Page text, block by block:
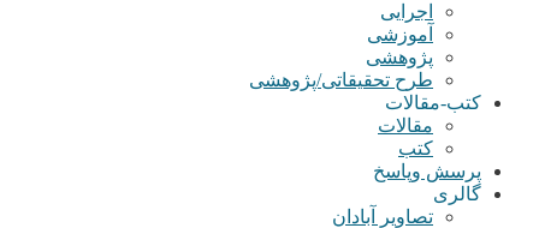
اجرایی
آموزشی
پژوهشی
طرح تحقیقاتی/پژوهشی
کتب-مقالات
مقالات
کتب
پرسش وپاسخ
گالری
تصاویر آبادان